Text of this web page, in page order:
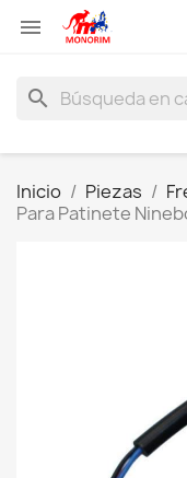

search
Inicio Piezas
Para Patinete